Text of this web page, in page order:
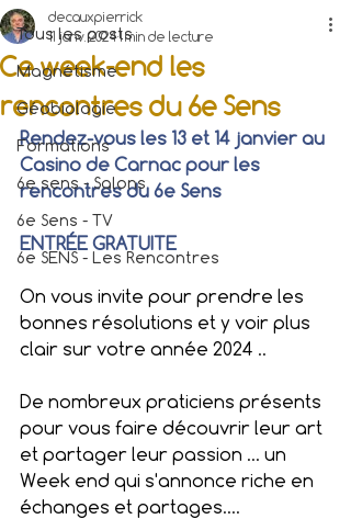
Tous les posts
Magnétisme
Géobiologie
Formations
6e sens - Salons
6e Sens - TV
6e SENS - Les Rencontres
Ce week-end les
rencontres du 6e Sens
decauxpierrick
11 janv. 20241 min de lecture
Rendez-vous les 13 et 14 janvier au
Casino de Carnac pour les
rencontres du 6e Sens
ENTRÉE GRATUITE
On vous invite pour prendre les
bonnes résolutions et y voir plus
clair sur votre année 2024 ..
De nombreux praticiens présents
pour vous faire découvrir leur art
et partager leur passion … un
Week end qui s'annonce riche en
échanges et partages….